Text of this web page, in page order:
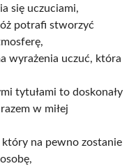
się uczuciami,
potrafi stworzyć
wyrażenia uczuć, która
tytułami to doskonały
w miłej
który na pewno zostanie